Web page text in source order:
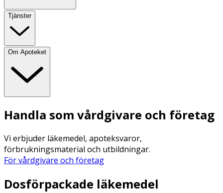
Tjänster
Om Apoteket
Handla som vårdgivare och företag
Vi erbjuder läkemedel, apoteksvaror,
förbrukningsmaterial och utbildningar.
För vårdgivare och företag
Dosförpackade läkemedel